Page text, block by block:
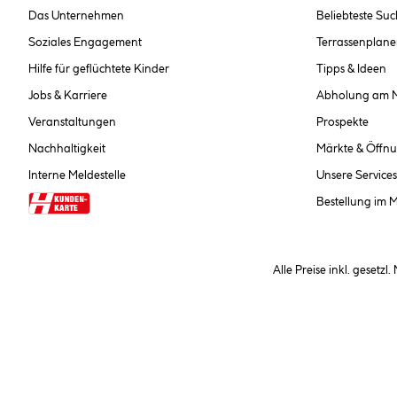
Das Unternehmen
Soziales Engagement
Hilfe für geflüchtete Kinder
Jobs & Karriere
Veranstaltungen
Nachhaltigkeit
Interne Meldestelle
Beliebteste
Tipps & Ideen
Abholung am
Prospekte
Märkte &
Unsere Services
Bestellung im
Alle Preise inkl. gesetzl.